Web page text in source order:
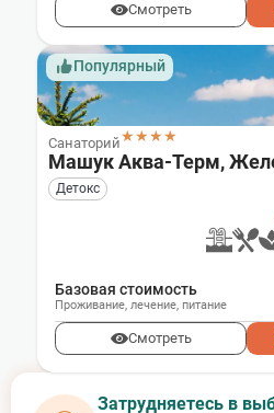
Смотреть
Популярный
Санаторий★★★★
Машук Аква-Терм,
Детокс
Базовая стоимость
Проживание, лечение, питание
Смотреть
Затрудняетесь в